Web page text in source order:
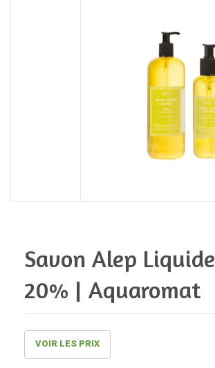
Garde-ordonnances et porte cartes
Savon Alep Liquide
20% | Aquaromat
VOIR LES PRIX